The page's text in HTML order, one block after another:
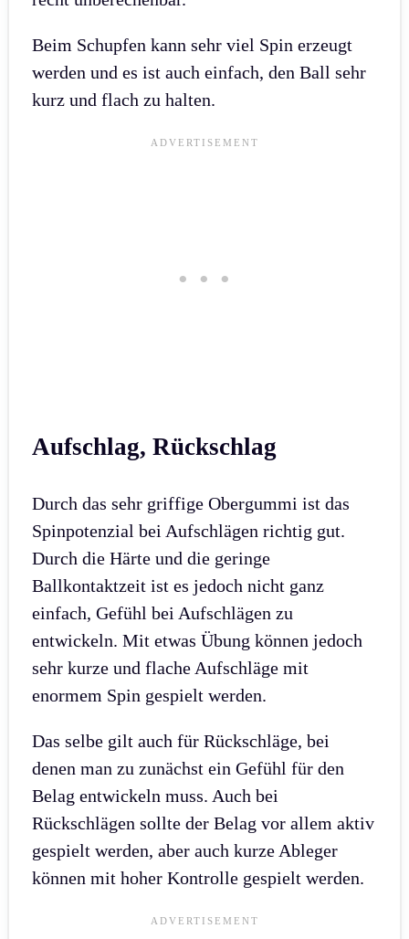
Beim Schupfen kann sehr viel Spin erzeugt
werden und es ist auch einfach, den Ball sehr
kurz und flach zu halten.
Aufschlag, Rückschlag
Durch das sehr griffige Obergummi ist das
Spinpotenzial bei Aufschlägen richtig gut.
Durch die Härte und die geringe
Ballkontaktzeit ist es jedoch nicht ganz
einfach, Gefühl bei Aufschlägen zu
entwickeln. Mit etwas Übung können jedoch
sehr kurze und flache Aufschläge mit
enormem Spin gespielt werden.
Das selbe gilt auch für Rückschläge, bei
denen man zu zunächst ein Gefühl für den
Belag entwickeln muss. Auch bei
Rückschlägen sollte der Belag vor allem aktiv
gespielt werden, aber auch kurze Ableger
können mit hoher Kontrolle gespielt werden.